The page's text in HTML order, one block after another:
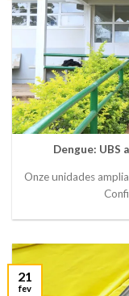
Dengue: UBS
Onze unidades
21
fev